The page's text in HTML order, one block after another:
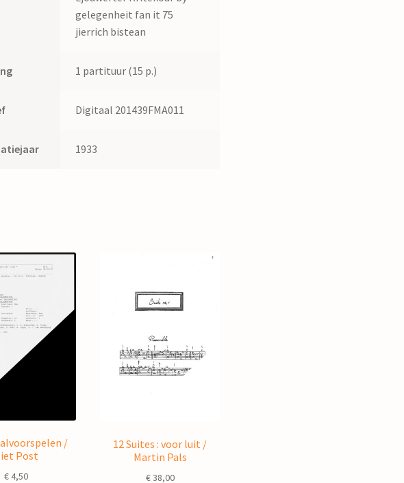
gelegenheit fan it 75
jierrich bistean
1 partituur (15 p.)
Digitaal 201439FMA011
1933
/
Post
€4,50
12 Suites : voor luit /
Martin Pals
€38,00